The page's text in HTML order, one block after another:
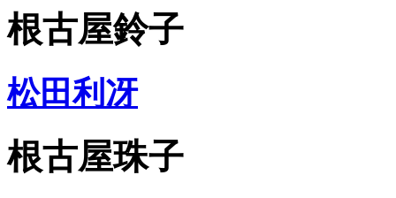
根古屋鈴子
松田利冴
根古屋珠子